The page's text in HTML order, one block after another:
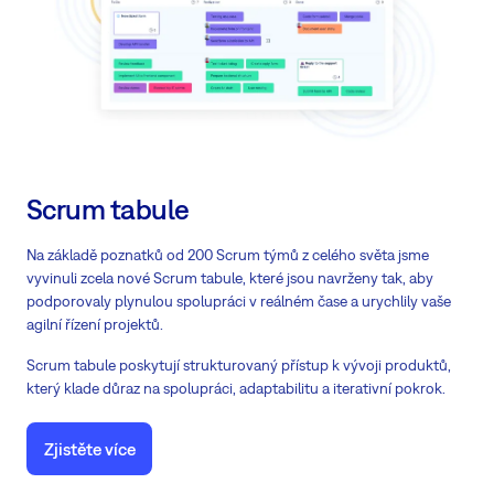
Scrum tabule
Na základě poznatků od 200 Scrum týmů z celého světa jsme
vyvinuli zcela nové Scrum tabule, které jsou navrženy tak, aby
podporovaly plynulou spolupráci v reálném čase a urychlily vaše
agilní řízení projektů.
Scrum tabule poskytují strukturovaný přístup k vývoji produktů,
který klade důraz na spolupráci, adaptabilitu a iterativní pokrok.
Zjistěte více